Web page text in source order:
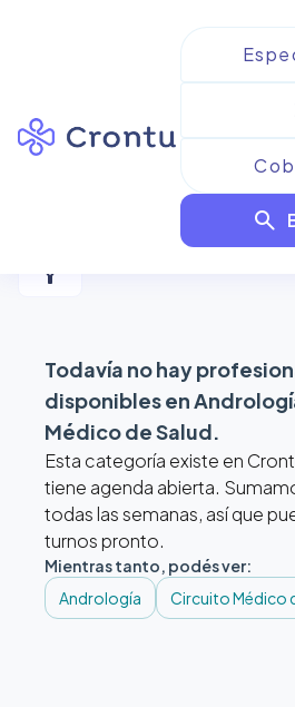
search
Resultados para
de Circuito
filter_alt
Todavía no hay
disponibles en
Médico de Salud.
Esta categoría existe en
tiene agenda abierta.
todas las semanas, así que
turnos pronto.
Mientras tanto, podés ver:
Andrología
Circuito Médico